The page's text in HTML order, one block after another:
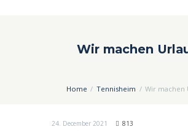
Wir machen
Home Tennisheim Wir machen
24. December 2021 813